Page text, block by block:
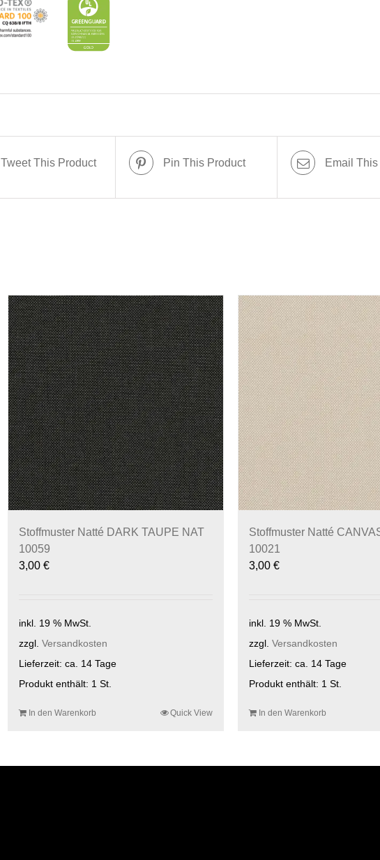
Tweet This Product Pin This Product Email
Stoffmuster Natté DARK TAUPE NAT
10059
3,00 €
inkl. 19 % MwSt.
zzgl. Versandkosten
Lieferzeit: ca. 14 Tage
Produkt enthält: 1 St.
In den Warenkorb Quick View
Stoffmuster Natté
10021
3,00 €
inkl. 19 % MwSt.
zzgl. Versandkosten
Lieferzeit: ca. 14 Tage
Produkt enthält: 1 St.
In den Warenkorb